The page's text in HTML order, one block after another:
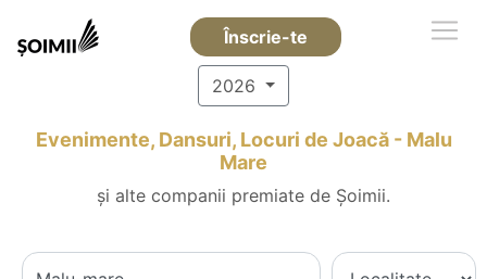
Înscrie-te
2026
Evenimente, Dansuri, Locuri de Joacă - Malu
Mare
și alte companii premiate de Șoimii.